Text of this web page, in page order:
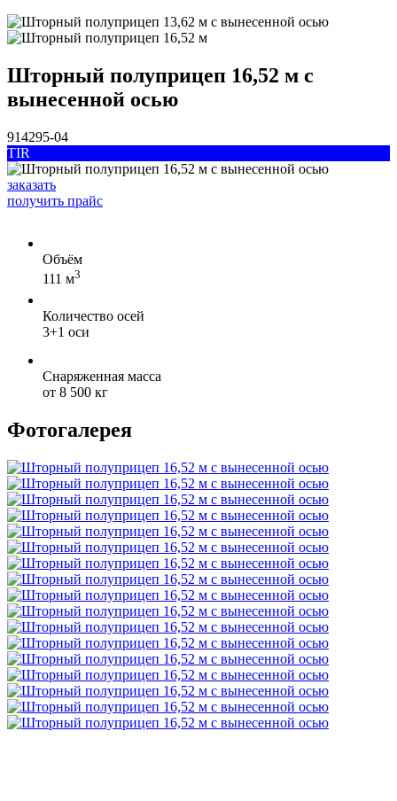
Шторный полуприцеп 16,52 м с
вынесенной осью
914295-04
TIR
заказать
получить прайс
Объём
111 м3
Количество осей
3+1 оси
Снаряженная масса
от 8 500 кг
Фотогалерея